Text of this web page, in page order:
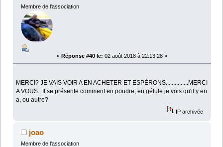
Membre de l'association
« Réponse #40 le: 02 août 2018 à 22:13:28 »
MERCI? JE VAIS VOIR A EN ACHETER ET ESPÉRONS...............MERCI
A VOUS. Il se présente comment en poudre, en gélule je vois qu'il y en
a, ou autre?
IP archivée
joao
Membre de l'association